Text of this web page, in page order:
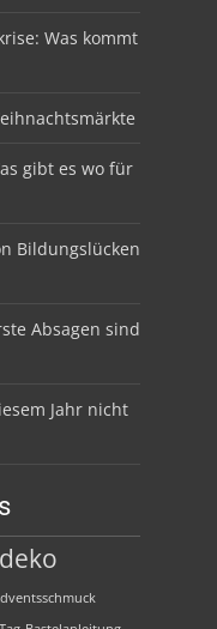
Was kommt
gibt es wo für
Bildungslücken
Absagen sind
Jahr nicht